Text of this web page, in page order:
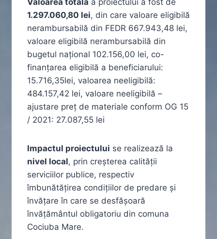
Valoarea totală a proiectului a fost de
1.297.060,80 lei, din care valoare eligibilă
nerambursabilă din FEDR 667.943,48 lei,
valoare eligibilă nerambursabilă din
bugetul național 102.156,00 lei, co-
finanțarea eligibilă a beneficiarului:
15.716,35lei, valoarea neeligibilă:
484.157,42 lei, valoare neeligibilă –
ajustare preț de materiale conform OG 15
/ 2021: 27.087,55 lei
Impactul proiectului se realizează la
nivel local, prin creșterea calității
serviciilor publice, respectiv
îmbunătățirea condițiilor de predare și
învățare în care se desfășoară
învățământul obligatoriu din comuna
Cociuba Mare.